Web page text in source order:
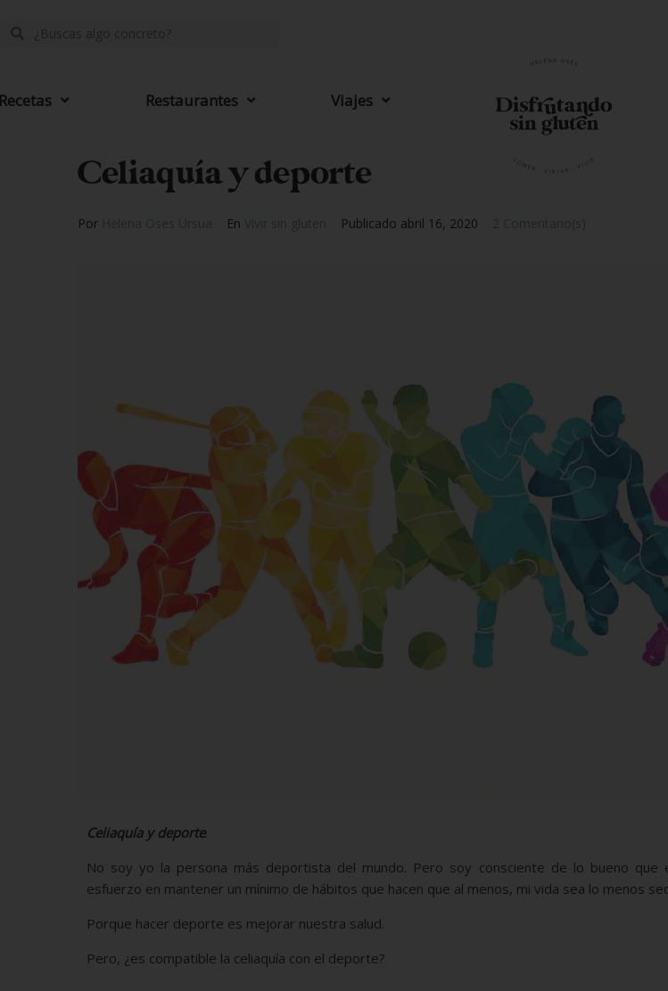
Restaurantes Viajes
Celiaquía y deporte
Por Helena Oses Ursua En Vivir sin gluten Publicado abril 16, 2020 2 Comentario(s)
Celiaquía y deporte.
No soy yo la persona más deportista del mundo. Pero soy consciente de lo bueno que
esfuerzo en mantener un mínimo de hábitos que hacen que al menos, mi vida sea lo menos
Porque hacer deporte es mejorar nuestra salud.
Pero, ¿es compatible la celiaquía con el deporte?